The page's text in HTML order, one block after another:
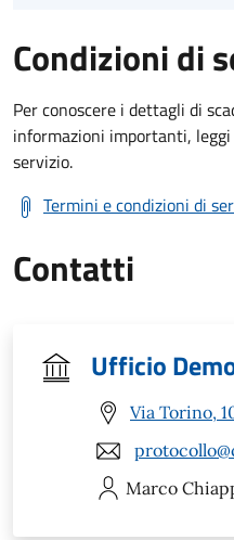
Condizioni di
Per conoscere i dettagli di
informazioni importanti,
servizio.
Termini e condizioni di
Contatti
Ufficio
Via Torino,
Marco